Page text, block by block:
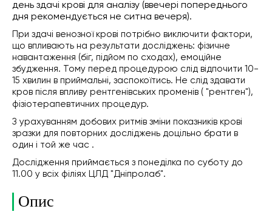
день здачі крові для аналізу (ввечері попереднього
дня рекомендується не ситна вечеря).
При здачі венозної крові потрібно виключити фактори,
що впливають на результати досліджень: фізичне
навантаження (біг, підйом по сходах), емоційне
збудження. Тому перед процедурою слід відпочити 10-
15 хвилин в приймальні, заспокоїтись. Не слід здавати
кров після впливу рентгенівських променів ( "рентген"),
фізіотерапевтичних процедур.
З урахуванням добових ритмів зміни показників крові
зразки для повторних досліджень доцільно брати в
один і той же час .
Дослідження приймається з понеділка по суботу до
11.00 у всіх філіях ЦЛД "Дніпролаб".
Опис